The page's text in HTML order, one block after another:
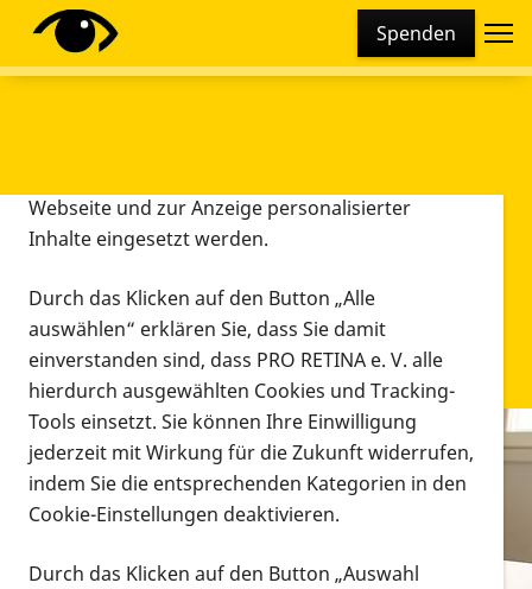
Spenden
Infomaterial
Infomaterial
Vorlesen
Diese Webseite setzt verschiedene Cookies und
Tracking-Tools ein. Dies beinhaltet Cookies und
Webseite und zur Anzeige personalisierter
Inhalte eingesetzt werden.
Durch das Klicken auf den Button „Alle
auswählen“ erklären Sie, dass Sie damit
einverstanden sind, dass PRO RETINA e. V. alle
hierdurch ausgewählten Cookies und Tracking-
Tools einsetzt. Sie können Ihre Einwilligung
jederzeit mit Wirkung für die Zukunft widerrufen,
indem Sie die entsprechenden Kategorien in den
Cookie-Einstellungen deaktivieren.
Durch das Klicken auf den Button „Auswahl